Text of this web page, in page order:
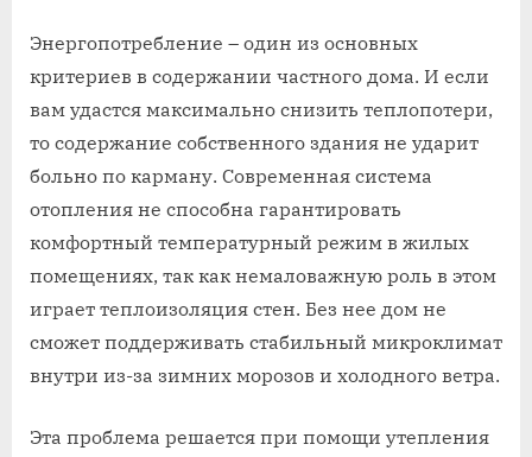
Энергопотребление – один из основных
критериев в содержании частного дома. И если
вам удастся максимально снизить теплопотери,
то содержание собственного здания не ударит
больно по карману. Современная система
отопления не способна гарантировать
комфортный температурный режим в жилых
помещениях, так как немаловажную роль в этом
играет теплоизоляция стен. Без нее дом не
сможет поддерживать стабильный микроклимат
внутри из-за зимних морозов и холодного ветра.
Эта проблема решается при помощи утепления